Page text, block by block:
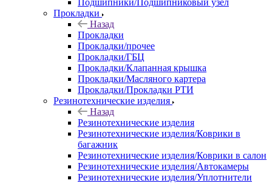
Подшипники/Подшипниковый узел
Прокладки
Назад
Прокладки
Прокладки/прочее
Прокладки/ГБЦ
Прокладки/Клапанная крышка
Прокладки/Масляного картера
Прокладки/Прокладки РТИ
Резинотехнические изделия
Назад
Резинотехнические изделия
Резинотехнические изделия/Коврики в
багажник
Резинотехнические изделия/Коврики в салон
Резинотехнические изделия/Автокамеры
Резинотехнические изделия/Уплотнители